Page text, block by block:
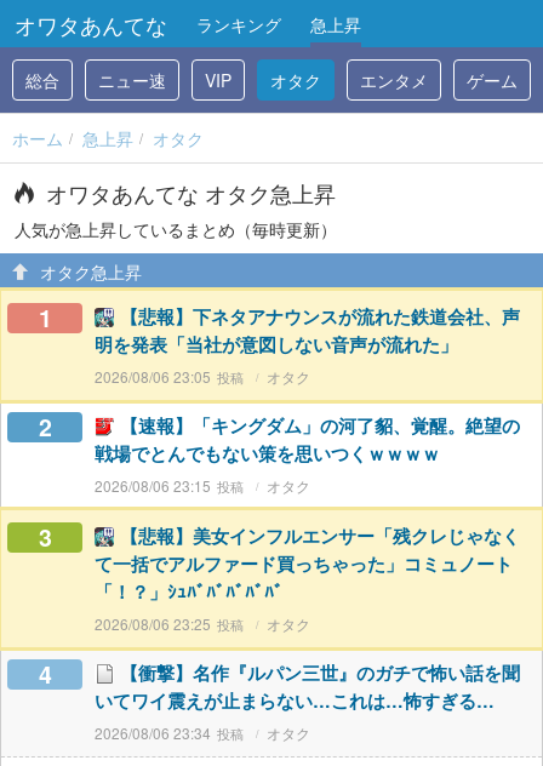
オワタあんてな ランキング 急上昇
総合 ニュー速 VIP オタク エンタメ ゲーム
ホーム 急上昇 オタク
オワタあんてな オタク急上昇
人気が急上昇しているまとめ（毎時更新）
オタク急上昇
1
【悲報】下ネタアナウンスが流れた鉄道会社、声
明を発表「当社が意図しない音声が流れた」
2026/08/06 23:05 オタク
2
【速報】「キングダム」の河了貂、覚醒。絶望の
戦場でとんでもない策を思いつくｗｗｗｗ
2026/08/06 23:15 オタク
3
【悲報】美女インフルエンサー「残クレじゃなく
て一括でアルファード買っちゃった」コミュノート
「！？」ｼｭﾊﾞﾊﾞﾊﾞﾊﾞﾊﾞ
2026/08/06 23:25 オタク
4
【衝撃】名作『ルパン三世』のガチで怖い話を聞
いてワイ震えが止まらない…これは…怖すぎる…
2026/08/06 23:34 オタク